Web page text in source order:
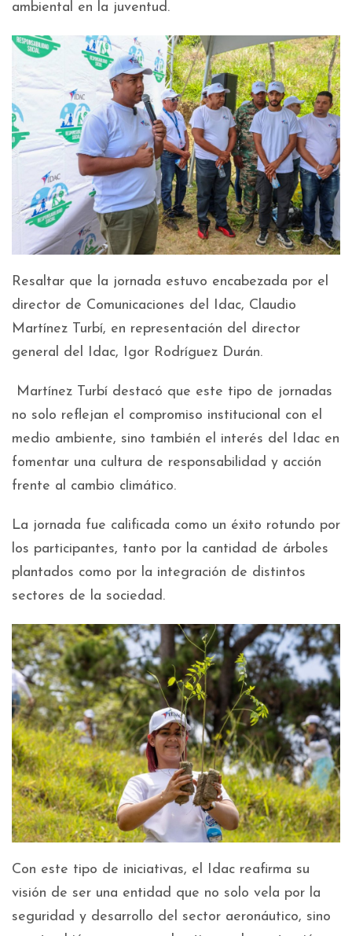
ambiental en la juventud.
Resaltar que la jornada estuvo encabezada por el
director de Comunicaciones del Idac, Claudio
Martínez Turbí, en representación del director
general del Idac, Igor Rodríguez Durán.
Martínez Turbí destacó que este tipo de jornadas
no solo reflejan el compromiso institucional con el
medio ambiente, sino también el interés del Idac en
fomentar una cultura de responsabilidad y acción
frente al cambio climático.
La jornada fue calificada como un éxito rotundo por
los participantes, tanto por la cantidad de árboles
plantados como por la integración de distintos
sectores de la sociedad.
Con este tipo de iniciativas, el Idac reafirma su
visión de ser una entidad que no solo vela por la
seguridad y desarrollo del sector aeronáutico, sino